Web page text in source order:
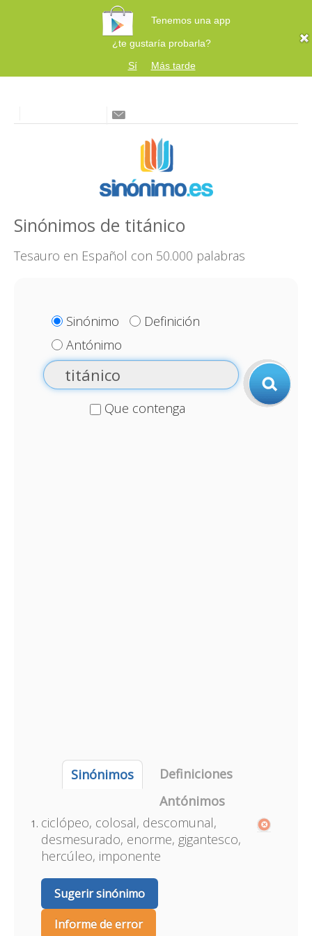
Tenemos una app
¿te gustaría probarla?
Sí
Más tarde
Sinónimos de titánico
Tesauro en Español con 50.000 palabras
Sinónimo
Definición
Antónimo
Que contenga
Sinónimos
Definiciones
Antónimos
ciclópeo, colosal, descomunal,
desmesurado, enorme, gigantesco,
hercúleo, imponente
Sugerir sinónimo
Informe de error